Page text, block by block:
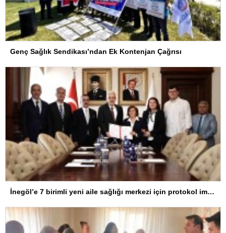
Genç Sağlık Sendikası’ndan Ek Kontenjan Çağrısı
İnegöl’e 7 birimli yeni aile sağlığı merkezi için protokol imzalandı